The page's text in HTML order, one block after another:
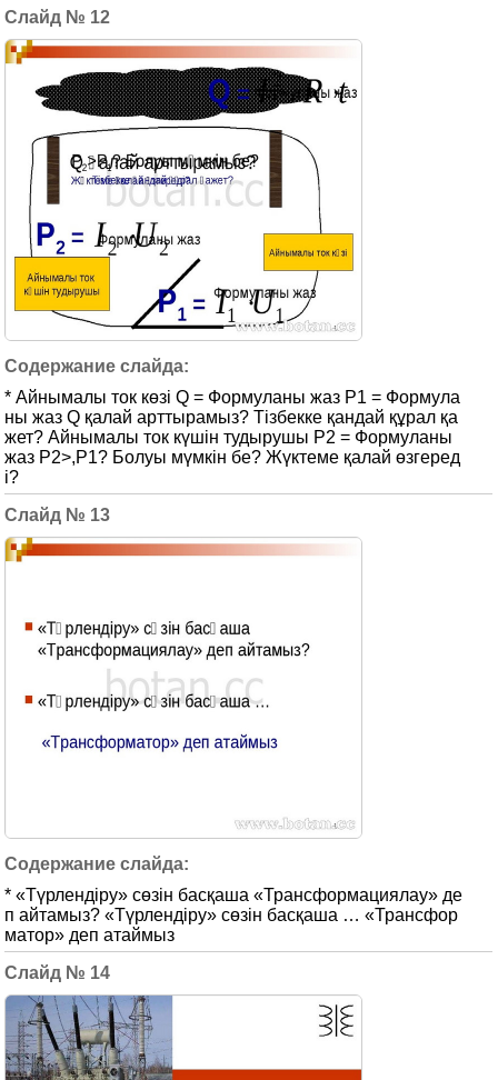
12
* Айнымалы ток көзі Q = Формуланы жаз P1 = Формула
ны жаз Q қалай арттырамыз? Тізбекке қандай құрал қа
жет? Айнымалы ток күшін тудырушы P2 = Формуланы
жаз Р2>,Р1? Болуы мүмкін бе? Жүктеме қалай өзгеред
і?
13
* «Түрлендіру» сөзін басқаша «Трансформациялау» де
п айтамыз? «Түрлендіру» сөзін басқаша … «Трансфор
матор» деп атаймыз
14